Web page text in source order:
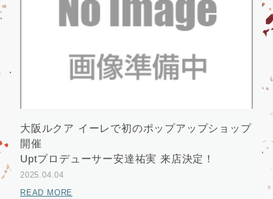
大阪ルクア イーレで初のポップアップショップ
開催
Uptプロデューサー安達祐実 来店決定！
2025.04.04
READ MORE